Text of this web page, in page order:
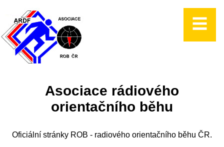
Asociace rádiového
orientačního běhu
Oficiální stránky ROB - radiového orientačního běhu ČR.